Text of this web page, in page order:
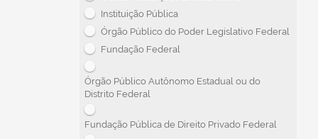
Instituição Pública
Órgão Público do Poder Legislativo Federal
Fundação Federal
Órgão Público Autônomo Estadual ou do
Distrito Federal
Fundação Pública de Direito Privado Federal